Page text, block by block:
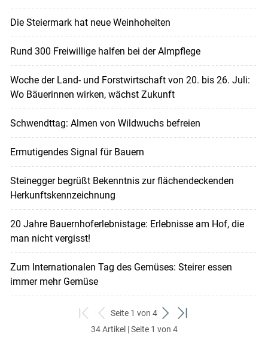
Die Steiermark hat neue Weinhoheiten
Rund 300 Freiwillige halfen bei der Almpflege
Woche der Land- und Forstwirtschaft von 20. bis 26. Juli:
Wo Bäuerinnen wirken, wächst Zukunft
Schwendttag: Almen von Wildwuchs befreien
Ermutigendes Signal für Bauern
Steinegger begrüßt Bekenntnis zur flächendeckenden
Herkunftskennzeichnung
20 Jahre Bauernhoferlebnistage: Erlebnisse am Hof, die
man nicht vergisst!
Zum Internationalen Tag des Gemüses: Steirer essen
immer mehr Gemüse
zum
ersten
zurück
zum
Seite 1 von 4
weiter
zum
zum
34 Artikel | Seite 1 von 4